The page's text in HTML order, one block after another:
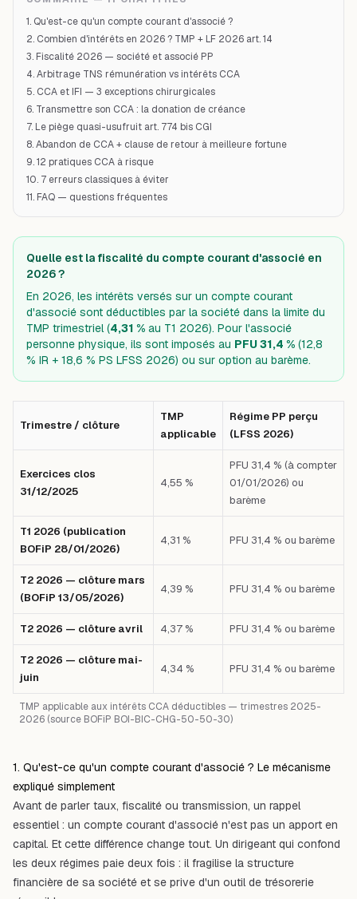
1. Qu'est-ce qu'un compte courant d'associé ?
2. Combien d'intérêts en 2026 ? TMP + LF 2026 art. 14
3. Fiscalité 2026 — société et associé PP
4. Arbitrage TNS rémunération vs intérêts CCA
5. CCA et IFI — 3 exceptions chirurgicales
6. Transmettre son CCA : la donation de créance
7. Le piège quasi-usufruit art. 774 bis CGI
8. Abandon de CCA + clause de retour à meilleure fortune
9. 12 pratiques CCA à risque
10. 7 erreurs classiques à éviter
11. FAQ — questions fréquentes
Quelle est la fiscalité du compte courant d'associé en
2026 ?
En 2026, les intérêts versés sur un compte courant
d'associé sont déductibles par la société dans la limite du
TMP trimestriel (4,31 % au T1 2026). Pour l'associé
personne physique, ils sont imposés au PFU 31,4 % (12,8
% IR + 18,6 % PS LFSS 2026) ou sur option au barème.
TMP applicable aux intérêts CCA déductibles — trimestres 2025-
2026 (source BOFiP BOI-BIC-CHG-50-50-30)
Trimestre / clôture
TMP
applicable
Régime PP perçu
(LFSS 2026)
Exercices clos
31/12/2025
4,55 %
PFU 31,4 % (à compter
01/01/2026) ou
barème
T1 2026 (publication
BOFiP 28/01/2026)
4,31 % PFU 31,4 % ou barème
T2 2026 — clôture mars
(BOFiP 13/05/2026)
4,39 % PFU 31,4 % ou barème
T2 2026 — clôture avril 4,37 % PFU 31,4 % ou barème
T2 2026 — clôture mai-
juin
4,34 % PFU 31,4 % ou barème
1. Qu'est-ce qu'un compte courant d'associé ? Le mécanisme
expliqué simplement
Avant de parler taux, fiscalité ou transmission, un rappel
essentiel : un compte courant d'associé n'est pas un apport en
capital. Et cette différence change tout. Un dirigeant qui confond
les deux régimes paie deux fois : il fragilise la structure
financière de sa société et se prive d'un outil de trésorerie